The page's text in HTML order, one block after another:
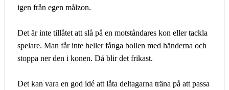
igen från egen målzon.
Det är inte tillåtet att slå på en motståndares kon eller tackla
spelare. Man får inte heller fånga bollen med händerna och
stoppa ner den i konen. Då blir det frikast.
Det kan vara en god idé att låta deltagarna träna på att passa